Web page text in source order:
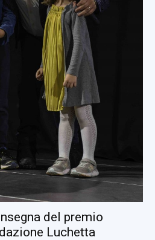
del premio
Luchetta